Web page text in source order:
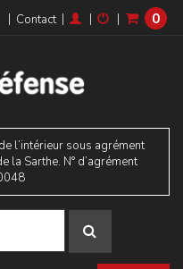
| Contact | | | 0
l’intérieur sous agrément
Sarthe. N° d’agrément